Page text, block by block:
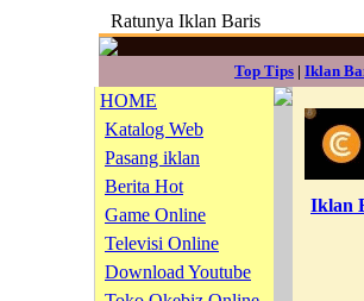
Ratunya Iklan Baris
Top Tips | Iklan
HOME
Katalog Web
Pasang iklan
Berita Hot
Game Online
Televisi Online
Download Youtube
Iklan